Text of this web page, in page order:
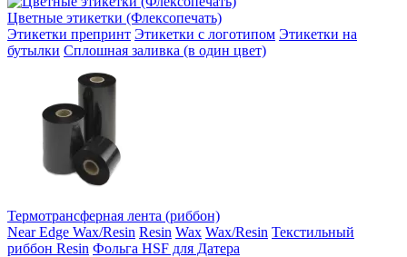
Цветные этикетки (Флексопечать)
Этикетки препринт Этикетки с логотипом Этикетки на
бутылки Сплошная заливка (в один цвет)
Термотрансферная лента (риббон)
Near Edge Wax/Resin Resin Wax Wax/Resin Текстильный
риббон Resin Фольга HSF для Датера